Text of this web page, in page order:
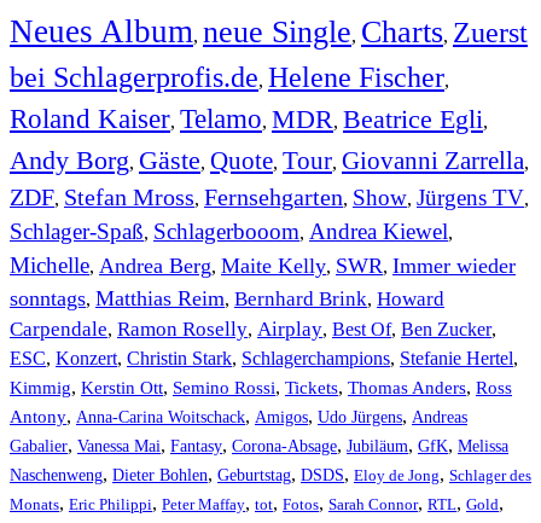
Neues Album, neue Single, Charts, Zuerst
bei Schlagerprofis.de, Helene Fischer,
Roland Kaiser, Telamo, MDR, Beatrice Egli,
Andy Borg, Gäste, Quote, Tour, Giovanni Zarrella,
ZDF, Stefan Mross, Fernsehgarten, Show, Jürgens TV,
Schlager-Spaß, Schlagerbooom, Andrea Kiewel,
Michelle, Andrea Berg, Maite Kelly, SWR, Immer wieder
sonntags, Matthias Reim, Bernhard Brink, Howard
Carpendale, Ramon Roselly, Airplay, Best Of, Ben Zucker,
ESC, Konzert, Christin Stark, Schlagerchampions, Stefanie Hertel,
Kimmig, Kerstin Ott, Semino Rossi, Tickets, Thomas Anders, Ross
Antony, Anna-Carina Woitschack, Amigos, Udo Jürgens, Andreas
Gabalier, Vanessa Mai, Fantasy, Corona-Absage, Jubiläum, GfK, Melissa
Naschenweng, Dieter Bohlen, Geburtstag, DSDS, Eloy de Jong, Schlager des
Monats, Eric Philippi, Peter Maffay, tot, Fotos, Sarah Connor, RTL, Gold,